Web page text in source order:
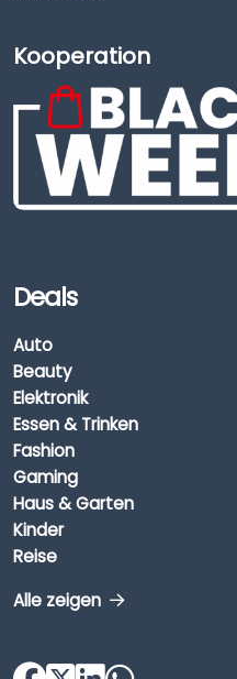
Kooperation
Deals
Auto
Beauty
Elektronik
Essen & Trinken
Fashion
Gaming
Haus & Garten
Kinder
Reise
Alle zeigen